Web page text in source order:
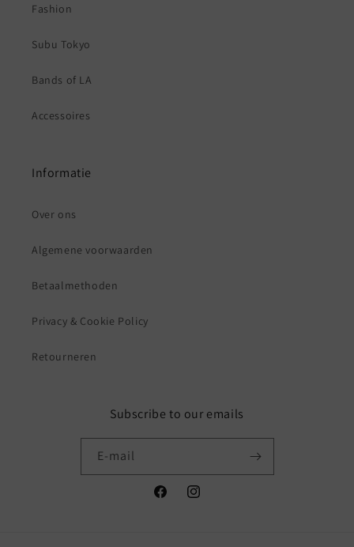
Fashion
Subu Tokyo
Bands of LA
Accessoires
Informatie
Over ons
Algemene voorwaarden
Betaalmethoden
Privacy & Cookie Policy
Retourneren
Subscribe to our emails
E‑mail
FacebookInstagram